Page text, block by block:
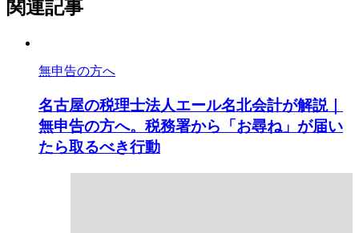
関連記事
無申告の方へ
名古屋の税理士法人エール名北会計が解説｜
無申告の方へ。税務署から「お尋ね」が届い
たら取るべき行動